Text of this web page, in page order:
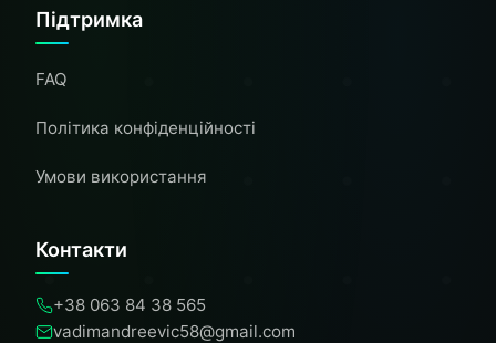
Підтримка
FAQ
Політика конфіденційності
Умови використання
Контакти
+38 063 84 38 565
vadimandreevic58@gmail.com